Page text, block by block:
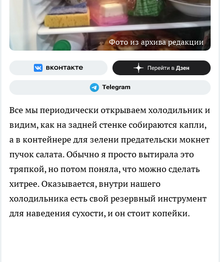
Фото из архива редакции
Все мы периодически открываем холодильник и
видим, как на задней стенке собираются капли,
а в контейнере для зелени предательски мокнет
пучок салата. Обычно я просто вытирала это
тряпкой, но потом поняла, что можно сделать
хитрее. Оказывается, внутри нашего
холодильника есть свой резервный инструмент
для наведения сухости, и он стоит копейки.